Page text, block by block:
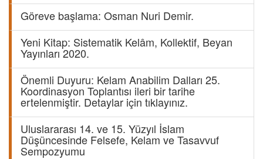
Göreve başlama: Osman Nuri Demir.
Yeni Kitap: Sistematik Kelâm, Kollektif, Beyan
Yayınları 2020.
Önemli Duyuru: Kelam Anabilim Dalları 25.
Koordinasyon Toplantısı ileri bir tarihe
ertelenmiştir. Detaylar için tıklayınız.
Uluslararası 14. ve 15. Yüzyıl İslam
Düşüncesinde Felsefe, Kelam ve Tasavvuf
Sempozyumu